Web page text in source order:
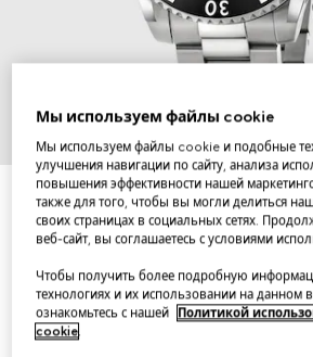
3
Часы Gucci Dive, 40 мм
Мы используем файлы cookie
Мы используем файлы cookie и подобные
улучшения навигации по сайту, анализа
повышения эффективности нашей
также для того, чтобы вы могли делиться
своих страницах в социальных сетях.
веб-сайт, вы соглашаетесь с условиями
Чтобы получить более подробную
технологиях и их использовании на данном
ознакомьтесь с нашей
Политикой
cookie.